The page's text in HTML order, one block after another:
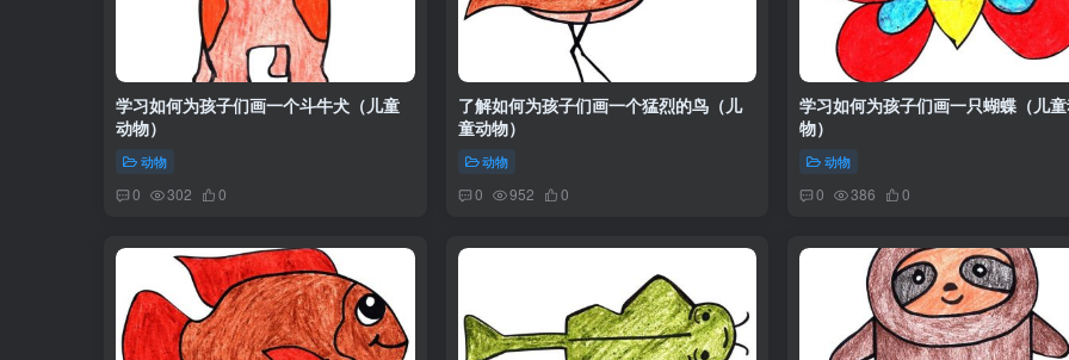
学习如何为孩子们画一个斗牛犬（儿童
动物）
动物
0 302 0
了解如何为孩子们画一个猛烈的鸟（儿
童动物）
动物
0 952 0
学习如何为孩子们画一只蝴蝶（儿
物）
动物
0 386 0